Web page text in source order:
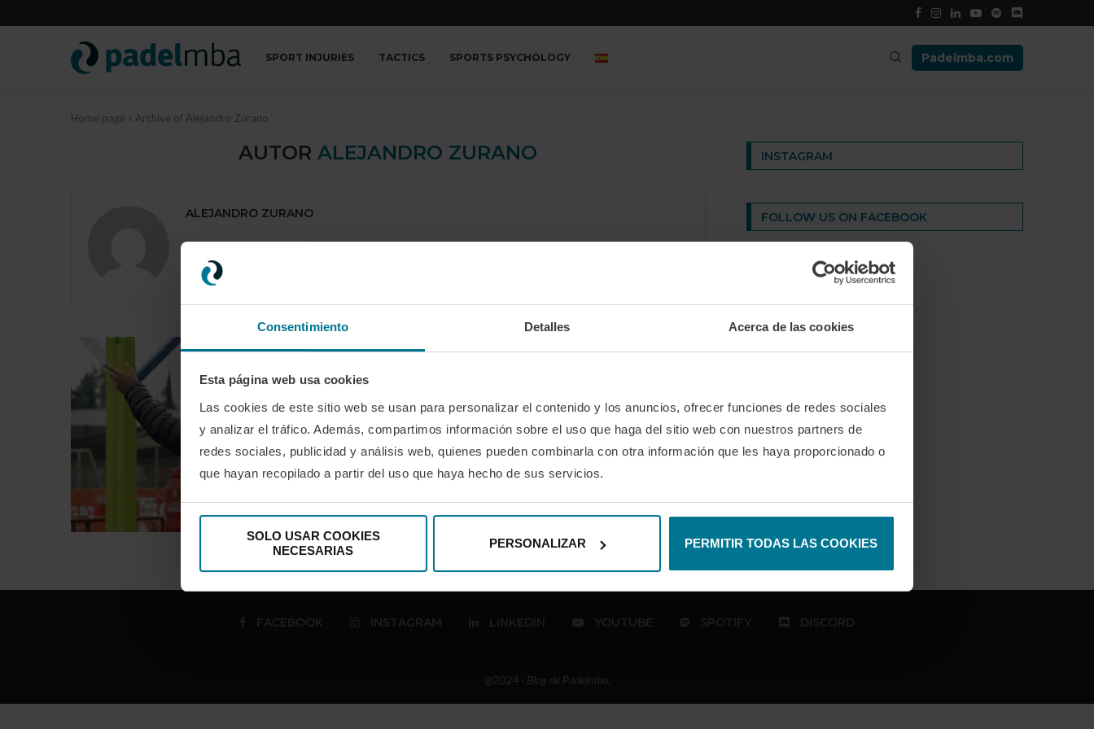
Consentimiento Detalles Acerca de las cookies
Esta página web usa cookies
Las cookies de este sitio web se usan para personalizar el contenido y los anuncios, ofrecer funciones de redes sociales
y analizar el tráfico. Además, compartimos información sobre el uso que haga del sitio web con nuestros partners de
redes sociales, publicidad y análisis web, quienes pueden combinarla con otra información que les haya proporcionado o
que hayan recopilado a partir del uso que haya hecho de sus servicios.
SOLO USAR COOKIES
NECESARIAS
PERSONALIZAR PERMITIR TODAS LAS COOKIES
SPORT INJURIES TACTICS SPORTS PSYCHOLOGY Padelmba.com
Home page » Archive of Alejandro Zurano
AUTORALEJANDRO ZURANO
ALEJANDRO ZURANO
Surely you have been able to recommend the previous post
that we wrote a few …
INSTAGRAM
FOLLOW US ON FACEBOOK
FACEBOOK INSTAGRAM LINKEDIN YOUTUBE SPOTIFY DISCORD
@2024 - Blog de Padelmba.